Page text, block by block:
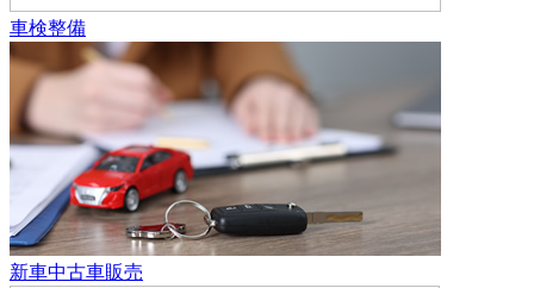
車検整備
新車中古車販売